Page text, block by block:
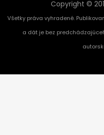
Copyright ©
Všetky práva vyhradené.
a dát je bez